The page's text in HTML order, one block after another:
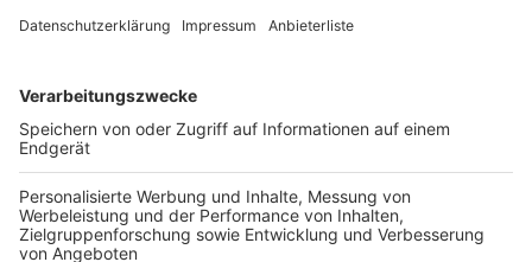
Bau von neuen Bundesstraßen müsse bereits jetzt ein
uns auch für Landstraßen", sagt Zeidler.
Anzeige
Vorhandene Radwege müssen laut den
Unfallforschern für die Sicherheit der Radfahrer